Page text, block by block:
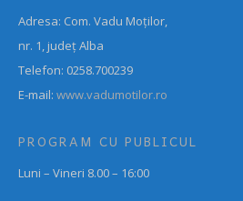
Adresa: Com. Vadu Moților,
nr. 1, județ Alba
Telefon: 0258.700239
E-mail: www.vadumotilor.ro
PROGRAM CU PUBLICUL
Luni – Vineri 8.00 – 16:00